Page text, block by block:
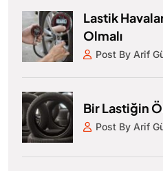
Lastik
Olmalı
Post By Arif
Bir Lastiğin
Post By Arif